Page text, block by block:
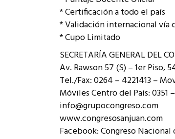
* Certificación a todo el país
* Validación internacional vía
* Cupo Limitado
SECRETARÍA GENERAL DEL
Av. Rawson 57 (S) – 1er Piso,
Tel./Fax: 0264 – 4221413 –
Móviles Centro del País: 0351
info@grupocongreso.com
www.congresosanjuan.com
Facebook: Congreso